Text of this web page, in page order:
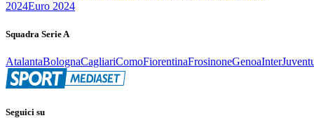
2024Euro 2024
Squadra Serie A
AtalantaBolognaCagliariComoFiorentinaFrosinoneGenoaInter
Seguici su